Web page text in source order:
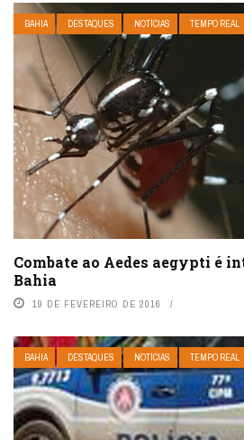
BAHIA DESTAQUES NOTÍCIAS TEMPO REAL
Combate ao Aedes aegypti é
Bahia
19 DE FEVEREIRO DE 2016
BAHIA DESTAQUES NOTÍCIAS TEMPO REAL